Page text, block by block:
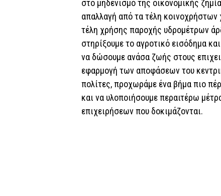
στο μηδενισμό της οικονομικής
απαλλαγή από τα τέλη
τέλη χρήσης παροχής υδρομέτρων
στηρίξουμε το αγροτικό εισόδημα
να δώσουμε ανάσα ζωής στους
εφαρμογή των αποφάσεων του
πολίτες, προχωράμε ένα βήμα πιο
και να υλοποιήσουμε περαιτέρω
επιχειρήσεων που δοκιμάζονται.